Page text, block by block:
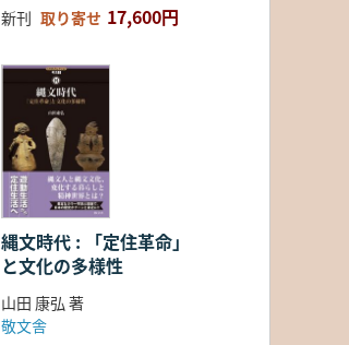
新刊 取り寄せ 17,600円
縄文時代 : 「定住革命」
と文化の多様性
山田 康弘 著
敬文舎